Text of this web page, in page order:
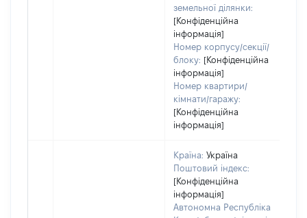
земельної ділянки:
[Конфіденційна
інформація]
Номер корпусу/секції/
блоку: [Конфіденційна
інформація]
Номер квартири/
кімнати/гаражу:
[Конфіденційна
інформація]
Країна: Україна
Поштовий індекс:
[Конфіденційна
інформація]
Автономна Республіка